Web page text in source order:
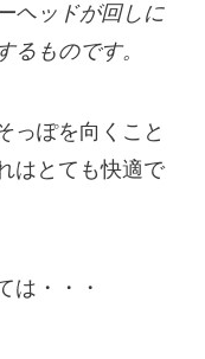
ヘッドが回しに
るものです。
っぽを向くこと
はとても快適で
は・・・